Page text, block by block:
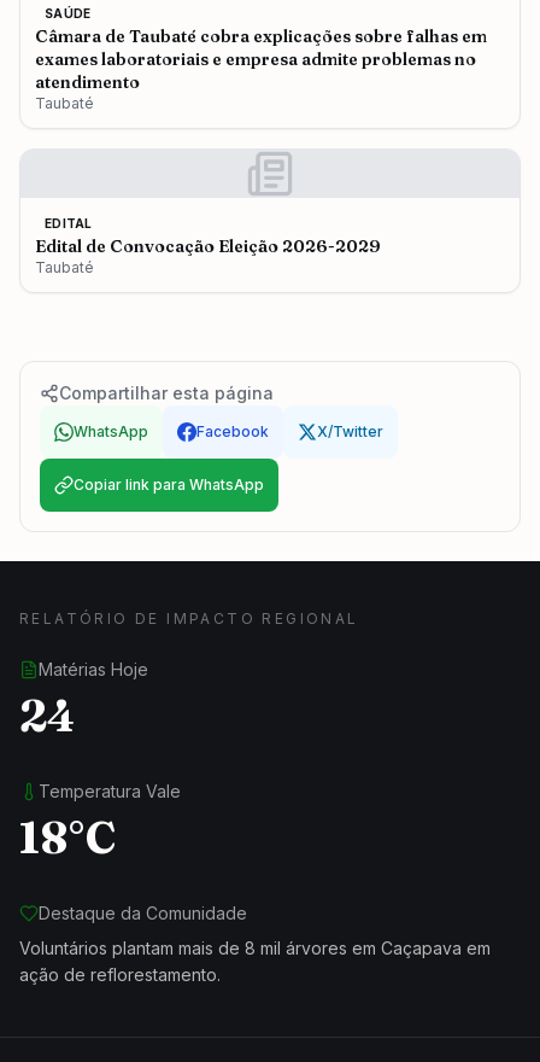
SAÚDE
Câmara de Taubaté cobra explicações sobre falhas em
exames laboratoriais e empresa admite problemas no
atendimento
Taubaté
EDITAL
Edital de Convocação Eleição 2026-2029
Taubaté
Compartilhar esta página
WhatsApp Facebook X/Twitter
Copiar link para WhatsApp
RELATÓRIO DE IMPACTO REGIONAL
Matérias Hoje
24
Temperatura Vale
18°C
Destaque da Comunidade
Voluntários plantam mais de 8 mil árvores em Caçapava em
ação de reflorestamento.